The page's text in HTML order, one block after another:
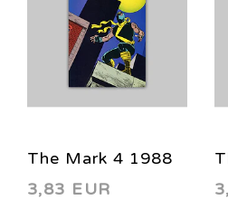
The Mark 4 1988
3,83 EUR